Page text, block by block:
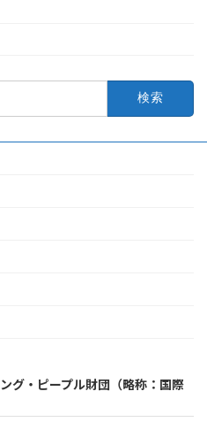
グ・ピープル財団（略称：国際